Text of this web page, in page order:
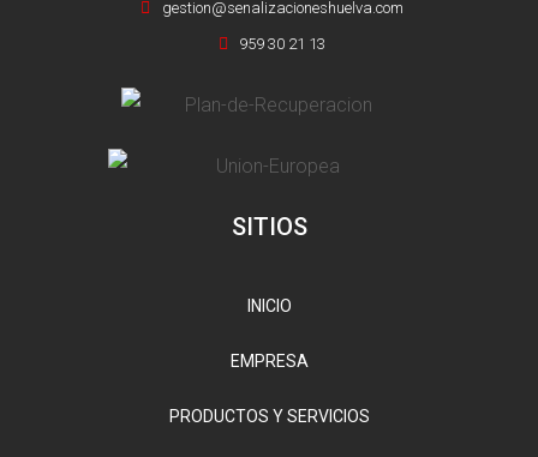
gestion@senalizacioneshuelva.com
959 30 21 13
SITIOS
INICIO
EMPRESA
PRODUCTOS Y SERVICIOS